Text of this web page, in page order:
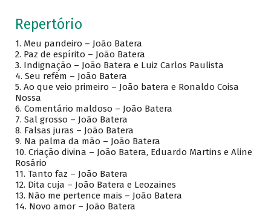
Repertório
1. Meu pandeiro – João Batera
2. Paz de espírito – João Batera
3. Indignação – João Batera e Luiz Carlos Paulista
4. Seu refém – João Batera
5. Ao que veio primeiro – João batera e Ronaldo Coisa
Nossa
6. Comentário maldoso – João Batera
7. Sal grosso – João Batera
8. Falsas juras – João Batera
9. Na palma da mão – João Batera
10. Criação divina – João Batera, Eduardo Martins e Aline
Rosário
11. Tanto faz – João Batera
12. Dita cuja – João Batera e Leozaines
13. Não me pertence mais – João Batera
14. Novo amor – João Batera